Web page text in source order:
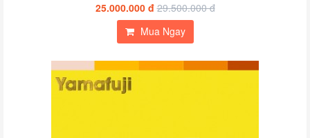
25.000.000 đ 29.500.000 đ
Mua Ngay